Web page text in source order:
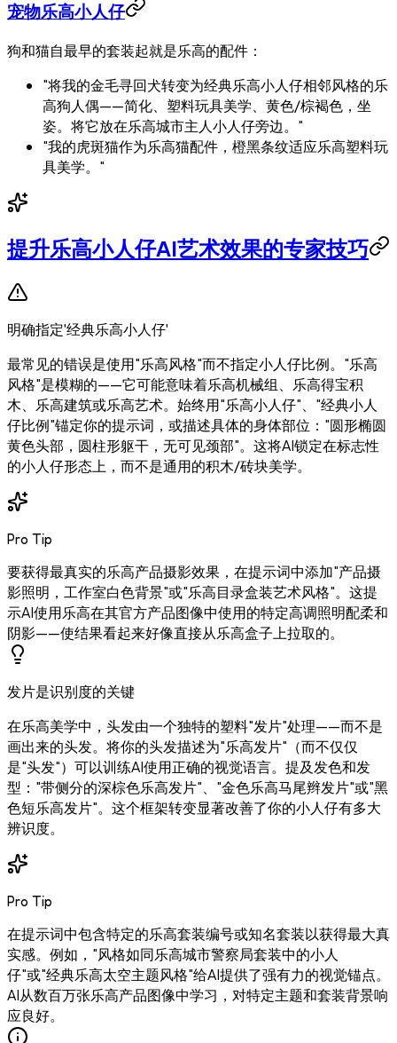
宠物乐高小人仔
狗和猫自最早的套装起就是乐高的配件：
"将我的金毛寻回犬转变为经典乐高小人仔相邻风格的乐
高狗人偶——简化、塑料玩具美学、黄色/棕褐色，坐
姿。将它放在乐高城市主人小人仔旁边。"
"我的虎斑猫作为乐高猫配件，橙黑条纹适应乐高塑料玩
具美学。"
提升乐高小人仔AI艺术效果的专家技巧
明确指定'经典乐高小人仔'
最常见的错误是使用"乐高风格"而不指定小人仔比例。"乐高
风格"是模糊的——它可能意味着乐高机械组、乐高得宝积
木、乐高建筑或乐高艺术。始终用"乐高小人仔"、"经典小人
仔比例"锚定你的提示词，或描述具体的身体部位："圆形椭圆
黄色头部，圆柱形躯干，无可见颈部"。这将AI锁定在标志性
的小人仔形态上，而不是通用的积木/砖块美学。
Pro Tip
要获得最真实的乐高产品摄影效果，在提示词中添加"产品摄
影照明，工作室白色背景"或"乐高目录盒装艺术风格"。这提
示AI使用乐高在其官方产品图像中使用的特定高调照明配柔和
阴影——使结果看起来好像直接从乐高盒子上拉取的。
发片是识别度的关键
在乐高美学中，头发由一个独特的塑料"发片"处理——而不是
画出来的头发。将你的头发描述为"乐高发片"（而不仅仅
是"头发"）可以训练AI使用正确的视觉语言。提及发色和发
型："带侧分的深棕色乐高发片"、"金色乐高马尾辫发片"或"黑
色短乐高发片"。这个框架转变显著改善了你的小人仔有多大
辨识度。
Pro Tip
在提示词中包含特定的乐高套装编号或知名套装以获得最大真
实感。例如，"风格如同乐高城市警察局套装中的小人
仔"或"经典乐高太空主题风格"给AI提供了强有力的视觉锚点。
AI从数百万张乐高产品图像中学习，对特定主题和套装背景响
应良好。